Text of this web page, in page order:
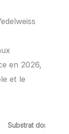
en 2026,
et le
Substrat dominant